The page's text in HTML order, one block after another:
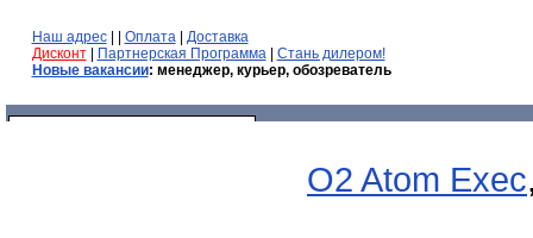
Наш адрес| | Оплата| Доставка
Дисконт| Партнерская Программа| Стань дилером!
Новые вакансии: менеджер, курьер, обозреватель
O2 Atom Exec